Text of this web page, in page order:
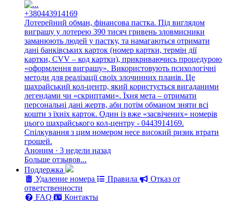
+380443914169
Лотерейний обман, фінансова пастка. Під виглядом
виграшу у лотерею 390 тисяч гривень зловмисники
заманюють людей у пастку, та намагаються отримати
дані банківських карток (номер картки, термін дії
картки, CVV – код картки), прикриваючись процедурою
«оформлення виграшу». Використовують психологічні
методи для реалізації своїх злочинних планів. Це
шахрайський кол-центр, який користується вигаданими
легендами чи «скриптами». Їхня мета – отримати
персональні дані жертв, аби потім обманом зняти всі
кошти з їхніх карток. Один із вже «засвічених» номерів
цього шахрайського кол-центру - 0443914169.
Спілкування з цим номером несе високий ризик втрати
грошей.
Аноним · 3 недели назад
Больше отзывов...
Поддержка
Удаление номера
Правила
Отказ от
ответственности
FAQ
Контакты